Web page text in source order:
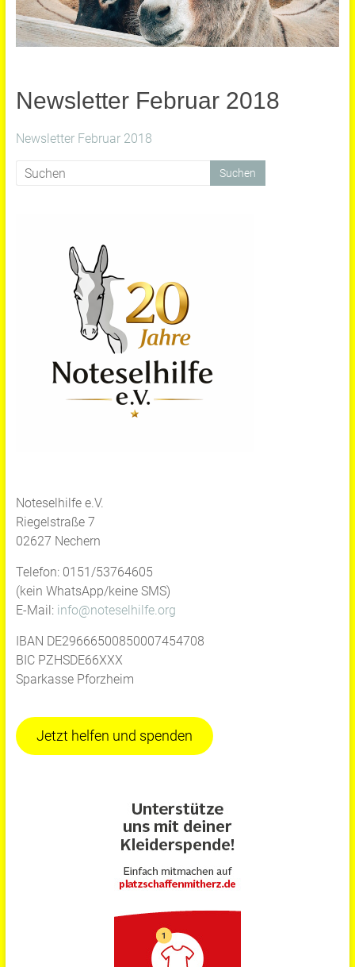
Newsletter Februar 2018
Newsletter Februar 2018
Noteselhilfe e.V.
Riegelstraße 7
02627 Nechern
Telefon: 0151/53764605
(kein WhatsApp/keine SMS)
E-Mail: info@noteselhilfe.org
IBAN DE29666500850007454708
BIC PZHSDE66XXX
Sparkasse Pforzheim
Jetzt helfen und spenden